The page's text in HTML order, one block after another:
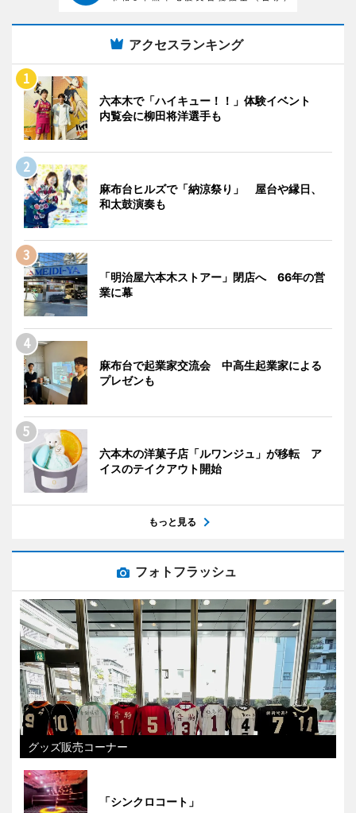
アクセスランキング
六本木で「ハイキュー！！」体験イベント
内覧会に柳田将洋選手も
麻布台ヒルズで「納涼祭り」 屋台や縁日、
和太鼓演奏も
「明治屋六本木ストアー」閉店へ 66年の営
業に幕
麻布台で起業家交流会 中高生起業家による
プレゼンも
六本木の洋菓子店「ルワンジュ」が移転 ア
イスのテイクアウト開始
もっと見る
フォトフラッシュ
グッズ販売コーナー
「シンクロコート」